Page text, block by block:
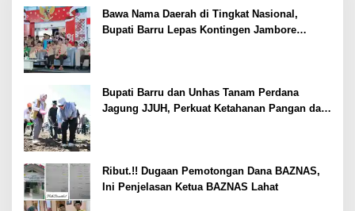
Bawa Nama Daerah di Tingkat Nasional,
Bupati Barru Lepas Kontingen Jambore
Bupati Barru dan Unhas Tanam Perdana
Jagung JJUH, Perkuat Ketahanan Pangan dan
Ribut.!! Dugaan Pemotongan Dana BAZNAS,
Ini Penjelasan Ketua BAZNAS Lahat